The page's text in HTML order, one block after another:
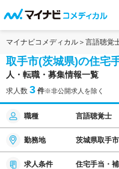
マイナビコメディカル 言語聴覚
取手市(茨城県)の住宅
人・転職・募集情報一覧
求人数 3 件※非公開求人を除く
職種 言語聴覚士
勤務地 茨城県取手市
求人条件 住宅手当・